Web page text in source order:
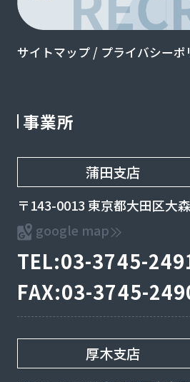
サイトマップ/ プライバシーポ
事業所
蒲田支店
〒143-0013 東京都大田区大
google map
TEL:03-3745-
FAX:03-3745-
厚木支店